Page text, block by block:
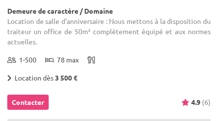
Demeure de caractère / Domaine
Location de salle d'anniversaire : Nous mettons à la disposition du
traiteur un office de 50m² complètement équipé et aux normes
actuelles.
1-500 78 max
Location dès3 500 €
Contacter 4.9 (6)